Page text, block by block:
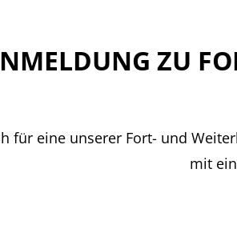
ZU
für eine unserer Fort- und
mit